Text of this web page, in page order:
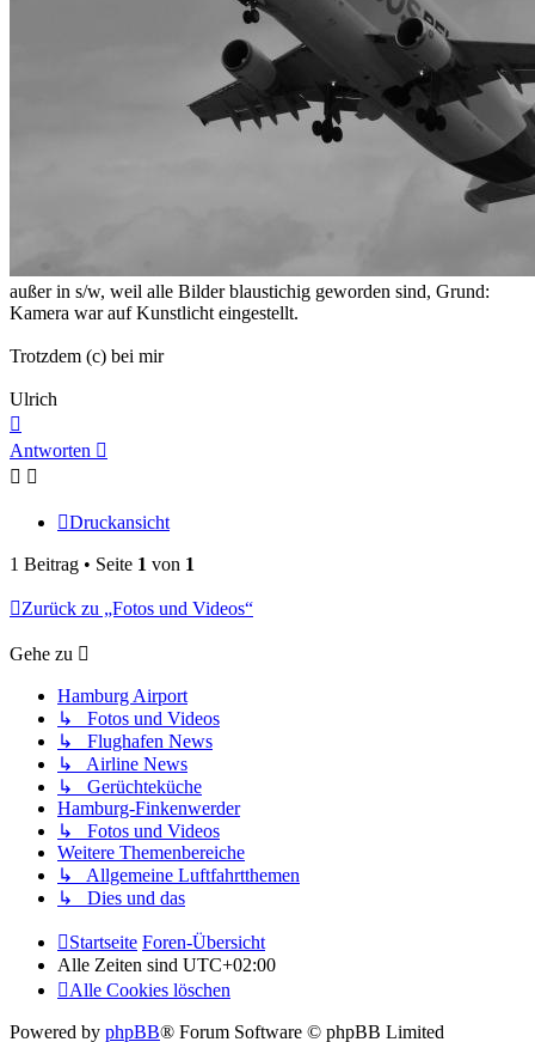
außer in s/w, weil alle Bilder blaustichig geworden sind, Grund:
Kamera war auf Kunstlicht eingestellt.
Trotzdem (c) bei mir
Ulrich
oben
Antworten
Druckansicht
1 Beitrag • Seite 1 von 1
Zurück zu „Fotos und Videos“
Gehe zu
Hamburg Airport
↳ Fotos und Videos
↳ Flughafen News
↳ Airline News
↳ Gerüchteküche
Hamburg-Finkenwerder
↳ Fotos und Videos
Weitere Themenbereiche
↳ Allgemeine Luftfahrtthemen
↳ Dies und das
Startseite Foren-Übersicht
Alle Zeiten sind UTC+02:00
Alle Cookies löschen
Powered by phpBB® Forum Software © phpBB Limited